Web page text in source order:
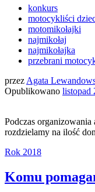
konkurs
motocykliści
motomikołajki
najmikołaj
najmikołajka
przebrani
przez Agata
Opublikowano listopad
Podczas organizowania
rozdzielamy na ilość
Rok 2018
Komu